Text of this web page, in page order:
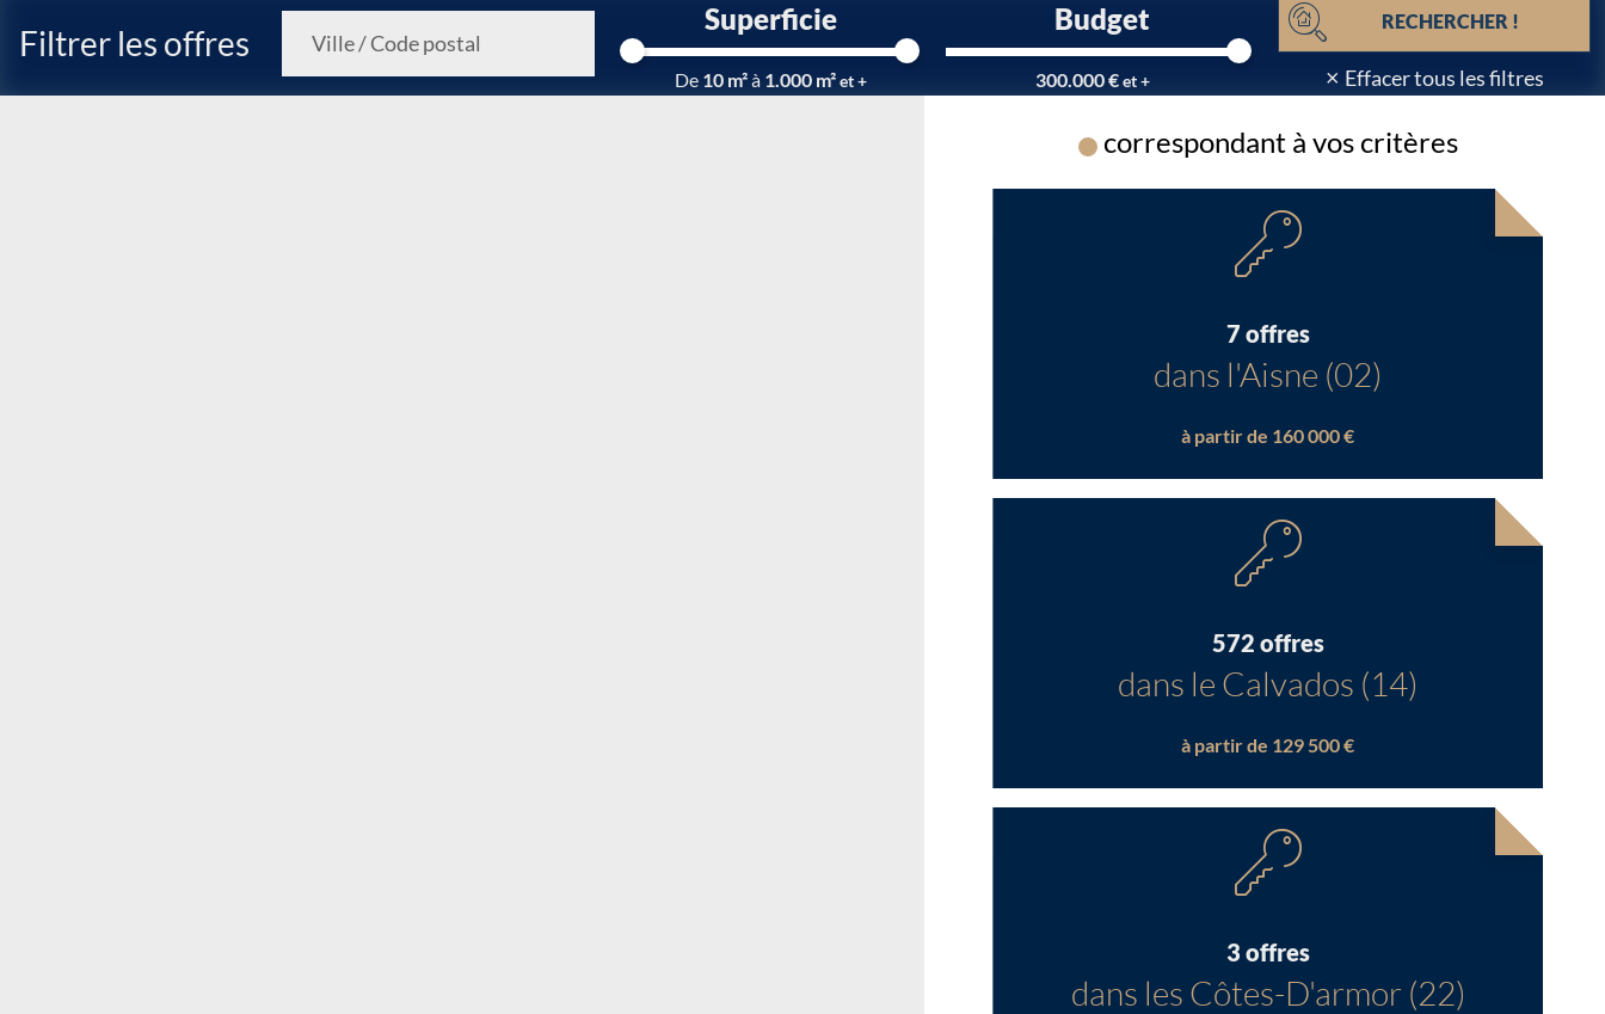
Filtrer les offres
Superficie
De 10 m²à 1.000 m²et +
Budget
300.000 €et +
RECHERCHER !
× Effacer tous les filtres
Chargement...
correspondant à vos critères
7 offres
dans l'Aisne (02)
à partir de 160 000 €
572 offres
dans le Calvados (14)
à partir de 129 500 €
3 offres
dans les Côtes-D'armor (22)